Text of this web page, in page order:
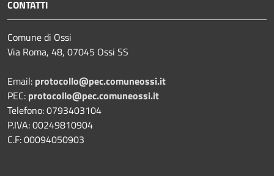
CONTATTI
Comune di Ossi
Via Roma, 48, 07045 Ossi SS
Email: protocollo@pec.comuneossi.it
PEC: protocollo@pec.comuneossi.it
Telefono: 0793403104
P.IVA: 00249810904
C.F: 00094050903